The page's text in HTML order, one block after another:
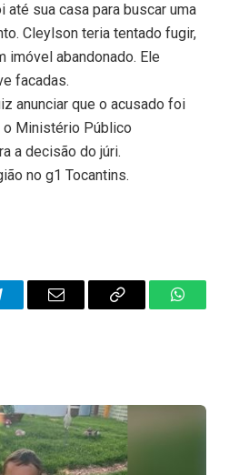
até sua casa para buscar uma
Cleylson teria tentado fugir,
imóvel abandonado. Ele
facadas.
anunciar que o acusado foi
Ministério Público
a decisão do júri.
no g1 Tocantins.
Email
Copy